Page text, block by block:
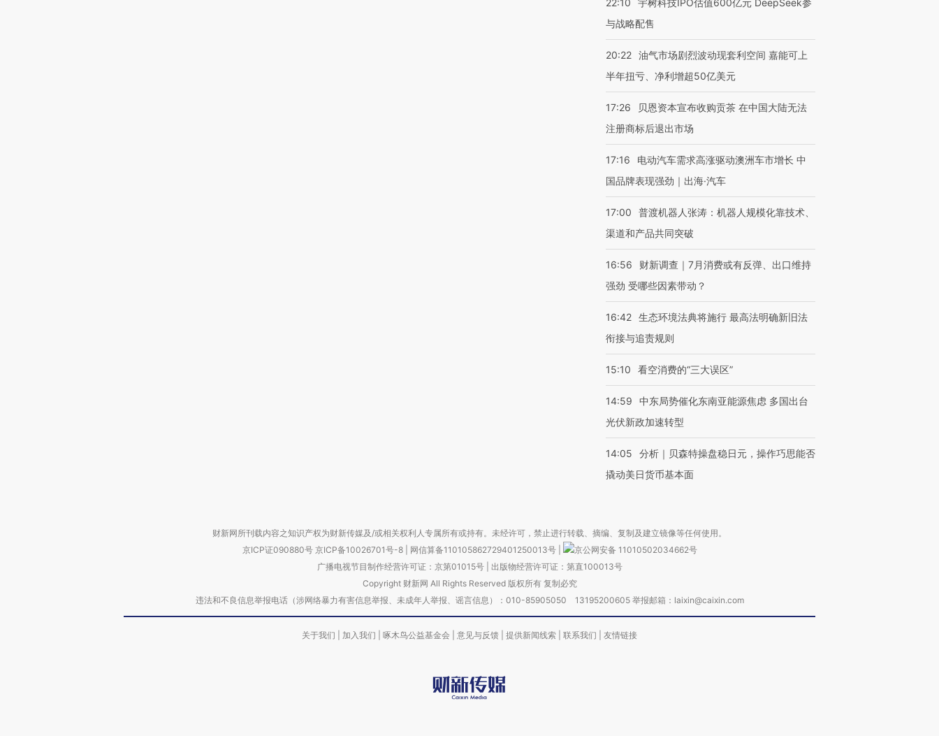
22:10
宇树科技IPO估值600亿元 DeepSeek参
与战略配售
20:22 油气市场剧烈波动现套利空间 嘉能可上
半年扭亏、净利增超50亿美元
17:26
贝恩资本宣布收购贡茶 在中国大陆无法
注册商标后退出市场
17:16
电动汽车需求高涨驱动澳洲车市增长 中
国品牌表现强劲｜出海·汽车
17:00
普渡机器人张涛：机器人规模化靠技术、
渠道和产品共同突破
16:56
财新调查｜7月消费或有反弹、出口维持
强劲 受哪些因素带动？
16:42 生态环境法典将施行 最高法明确新旧法
衔接与追责规则
15:10 看空消费的“三大误区”
14:59
中东局势催化东南亚能源焦虑 多国出台
光伏新政加速转型
14:05
分析｜贝森特操盘稳日元，操作巧思能否
撬动美日货币基本面
财新网所刊载内容之知识产权为财新传媒及/或相关权利人专属所有或持有。未经许可，禁止进行转载、摘编、复制及建立镜像等任何使用。
京ICP证090880号 京ICP备10026701号-8 网信算备110105862729401250013号
京公网安备 11010502034662号
广播电视节目制作经营许可证：京第01015号| 出版物经营许可证：第直100013号
Copyright 财新网 All Rights Reserved 版权所有 复制必究
违法和不良信息举报电话（涉网络暴力有害信息举报、未成年人举报、谣言信息）：010-85905050 13195200605 举报邮箱：laixin@caixin.com
关于我们 加入我们 啄木鸟公益基金会 意见与反馈 提供新闻线索 联系我们 友情链接